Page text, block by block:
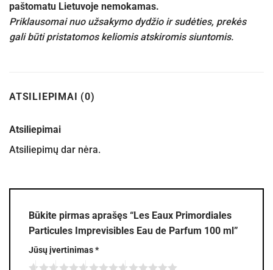
paštomatu Lietuvoje nemokamas.
Priklausomai nuo užsakymo dydžio ir sudėties, prekės
gali būti pristatomos keliomis atskiromis siuntomis.
ATSILIEPIMAI (0)
Atsiliepimai
Atsiliepimų dar nėra.
Būkite pirmas aprašęs “Les Eaux Primordiales
Particules Imprevisibles Eau de Parfum 100 ml”
Jūsų įvertinimas*